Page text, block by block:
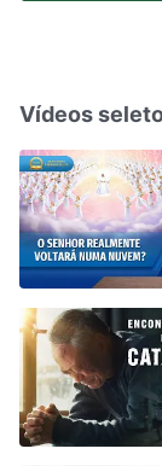
Vídeos